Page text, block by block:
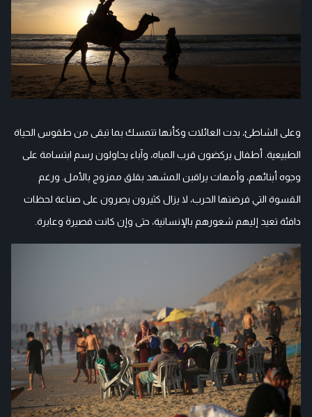
وعلى الشاطئ، بدت العائلات وكأنها تتمسك بما تبقى من طقوس الحياة
الطبيعية. أطفال يركضون قرب المياه، وآباء يحاولون رسم ابتسامة على
وجوه أبنائهم، وأمهات يراقبن المشهد بقلق ممزوج بالأمل. ورغم
القسوة التي فرضتها الحرب، لا يزال كثيرون يصرون على صناعة لحظات
دافئة تعيد إليهم شعورهم بالإنسانية، حتى وإن كانت قصيرة وعابرة.